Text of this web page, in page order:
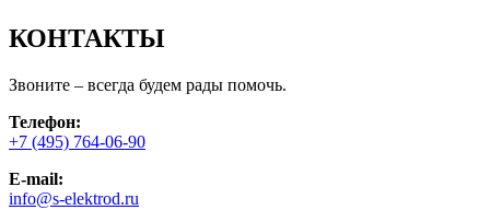
КОНТАКТЫ
Звоните – всегда будем рады помочь.
Телефон:
+7 (495) 764-06-90
E-mail:
info@s-elektrod.ru